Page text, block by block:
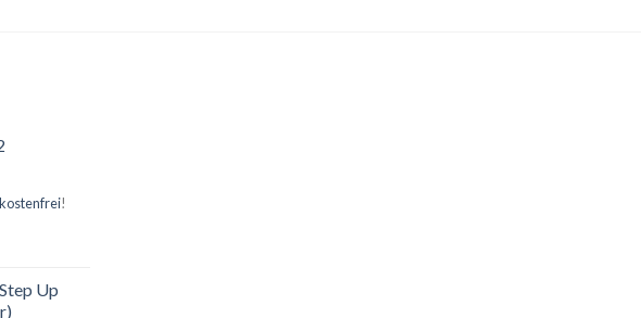
!
Up